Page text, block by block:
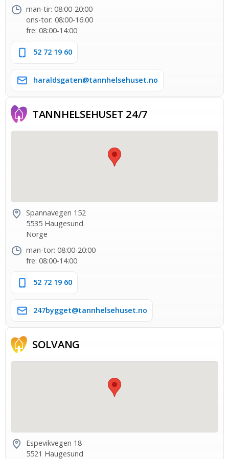
man-tir: 08:00-20:00
ons-tor: 08:00-16:00
fre: 08:00-14:00
52 72 19 60
haraldsgaten@tannhelsehuset.no
TANNHELSE­HUSET 24/7
Spannavegen 152
5535 Haugesund
Norge
man-tor: 08:00-20:00
fre: 08:00-14:00
52 72 19 60
247bygget@tannhelsehuset.no
SOLVANG
Espevikvegen 18
5521 Haugesund